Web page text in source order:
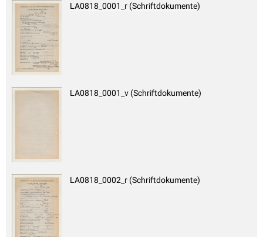
LA0818_0001_r (Schriftdokumente)
LA0818_0001_v (Schriftdokumente)
LA0818_0002_r (Schriftdokumente)